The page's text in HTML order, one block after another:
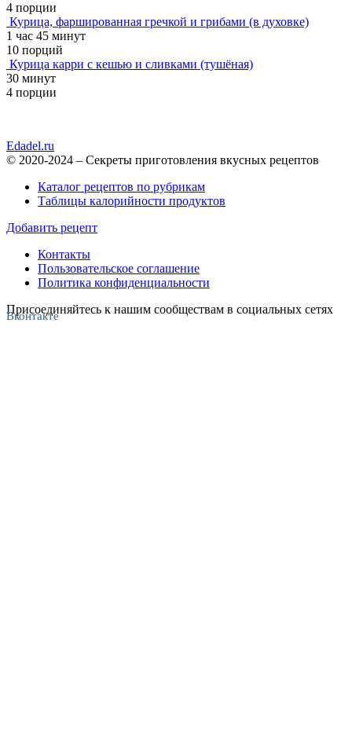
4 порции
Курица, фаршированная гречкой и грибами (в духовке)
1 час 45 минут
10 порций
Курица карри с кешью и сливками (тушёная)
30 минут
4 порции
Edadel.ru
© 2020-2024 – Секреты приготовления вкусных рецептов
Каталог рецептов по рубрикам
Таблицы калорийности продуктов
Добавить рецепт
Контакты
Пользовательское соглашение
Политика конфиденциальности
Присоединяйтесь к нашим сообществам в социальных сетях
Вконтакте